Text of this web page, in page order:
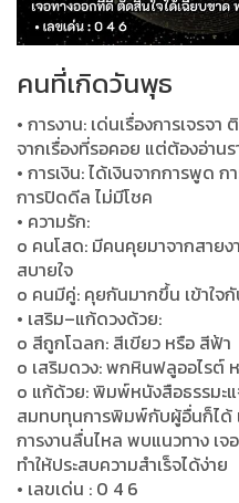
คนที่เกิดวันพุธ
• การงาน: เด่นเรื่องการเจรจ
จากเรื่องที่รอคอย แต่ต้องอ่า
• การเงิน: ได้เงินจากการพูด
การปิดดีล ไม่มีโชค
• ความรัก:
o คนโสด: มีคนคุยมาจากสาย
สบายใจ
o คนมีคู่: คุยกันมากขึ้น เข้าใจ
• เสริม–แก้ดวงด้วย:
o สีถูกโฉลก: สีเขียว หรือ สีฟ้า
o เสริมดวง: พกหินฟลูออไรต์
o แก้ด้วย: พิมพ์หนังสือธรรมะ
สมทบทุนการพิมพ์กับผู้อื่นก็ได้
การงานลื่นไหล พบแนวทาง เ
ทำให้ประสบความสำเร็จได้ง่าย
• เลขเด่น : 0 4 6